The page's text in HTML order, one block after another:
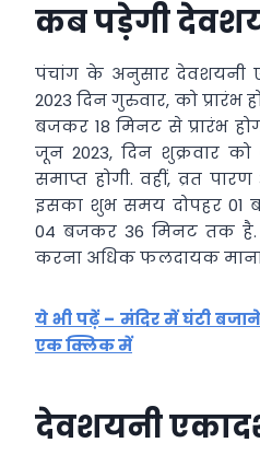
कब पड़ेगी
पंचांग के अनुसार देवशयनी
2023 दिन गुरुवार, को प्रारंभ
बजकर 18 मिनट से प्रारंभ
जून 2023, दिन शुक्रवार
समाप्त होगी. वहीं, व्रत
इसका शुभ समय दोपहर
04 बजकर 36 मिनट तक है.
करना अधिक फलदायक माना
ये भी पढ़ें – मंदिर में घंटी
एक क्लिक में
देवशयनी